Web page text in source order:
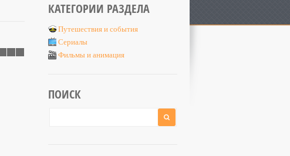
КАТЕГОРИИ РАЗДЕЛА
Путешествия и события
Сериалы
Фильмы и анимация
ПОИСК